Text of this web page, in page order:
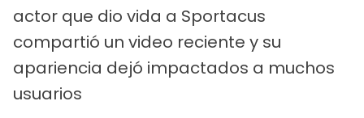
actor que dio vida a Sportacus
compartió un video reciente y su
apariencia dejó impactados a muchos
usuarios